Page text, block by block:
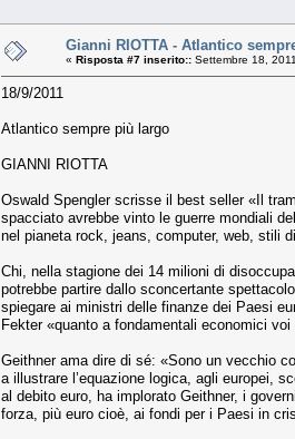
Gianni RIOTTA - Atlantico
« Risposta #7 inserito:: Settembre 18,
18/9/2011
Atlantico sempre più largo
GIANNI RIOTTA
Oswald Spengler scrisse il best seller «Il
spacciato avrebbe vinto le guerre mondiali
nel pianeta rock, jeans, computer, web, stili
Chi, nella stagione dei 14 milioni di
potrebbe partire dallo sconcertante
spiegare ai ministri delle finanze dei Paesi
Fekter «quanto a fondamentali economici
Geithner ama dire di sé: «Sono un vecchio
a illustrare l’equazione logica, agli europei,
al debito euro, ha implorato Geithner, i
forza, più euro cioè, ai fondi per i Paesi in